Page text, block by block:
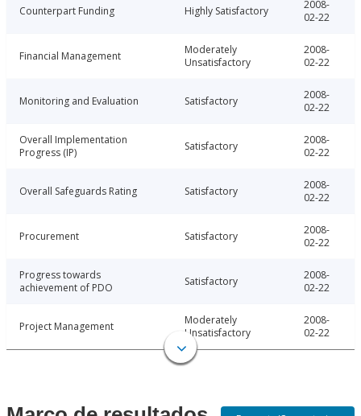
Counterpart Funding Highly Satisfactory
2008-
02-22
Financial Management
Moderately
Unsatisfactory
2008-
02-22
Monitoring and Evaluation Satisfactory
2008-
02-22
Overall Implementation
Progress (IP)
Satisfactory
2008-
02-22
Overall Safeguards Rating Satisfactory
2008-
02-22
Procurement Satisfactory
2008-
02-22
Progress towards
achievement of PDO
Satisfactory
2008-
02-22
Project Management
Moderately
Unsatisfactory
2008-
02-22